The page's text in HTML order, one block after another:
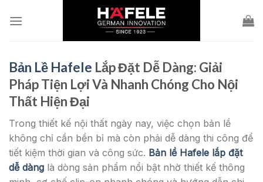
Bản Lề Hafele Lắp Đặt Dễ Dàng: Giải
Pháp Tiện Lợi Và Nhanh Chóng Cho Nội
Thất Hiện Đại
Trong thiết kế nội thất ngày nay, việc chọn bản lề
không chỉ cần bền bỉ mà còn phải dễ dàng thi công để
tiết kiệm thời gian và công sức. Bản lề Hafele lắp đặt
dễ dàng là dòng sản phẩm nổi bật nhờ thiết kế thông